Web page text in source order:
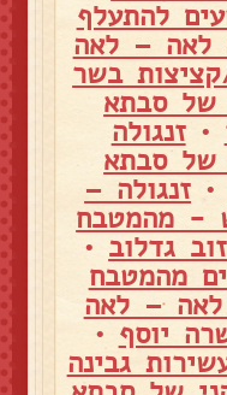
להתעלף
לאה – לאה
בשר
של סבתא
•זנגולה
של סבתא
• זנגולה –
- מהמטבח
גדלוב •
מהמטבח
– לאה
יוסף •
גבינה